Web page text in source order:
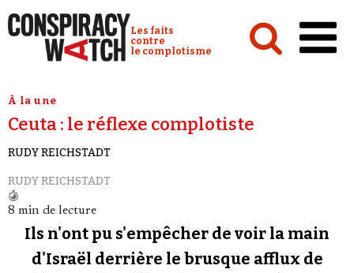
Conspiracy Watch :
Les faits
contre
le complotisme
Analyses
Conspipédia
Vidéos
Revues de presse
À la une
Ceuta : le réflexe complotiste
RUDY REICHSTADT
RUDY REICHSTADT
8 min de lecture
Ils n'ont pu s'empêcher de voir la main
d'Israël derrière le brusque afflux de